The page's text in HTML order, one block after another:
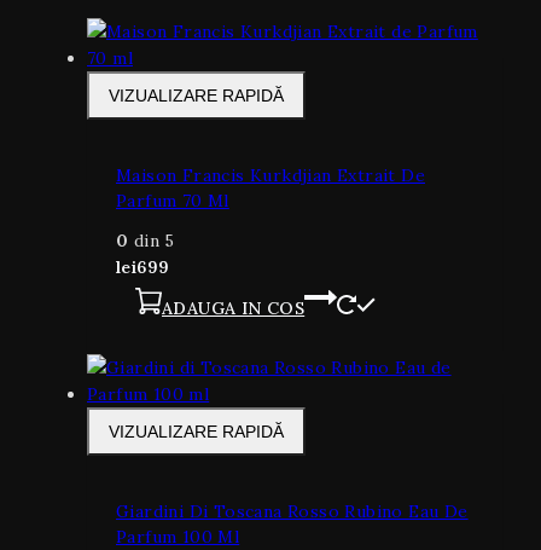
VIZUALIZARE RAPIDĂ
Maison Francis Kurkdjian Extrait De
Parfum 70 Ml
0 din 5
lei699
ADAUGA IN COS
VIZUALIZARE RAPIDĂ
Giardini Di Toscana Rosso Rubino Eau De
Parfum 100 Ml